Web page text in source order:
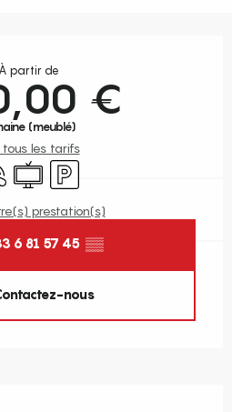
À partir de
€
(meublé)
tous les tarifs
Télévision
Parking
prestation(s)
6 81 57 45 ▒▒
nous